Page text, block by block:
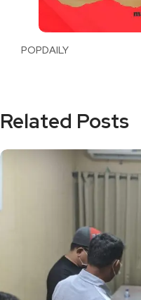
POPDAILY
Related Posts